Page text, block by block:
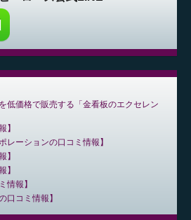
低価格で販売する「金看板のエクセレン
レーションの口コミ情報
情報
口コミ情報